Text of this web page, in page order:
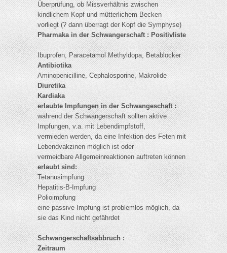
Überprüfung, ob Missverhältnis zwischen
kindlichem Kopf und mütterlichem Becken
vorliegt (? dann überragt der Kopf die Symphyse)
Pharmaka in der Schwangerschaft : Positivliste
Ibuprofen, Paracetamol Methyldopa, Betablocker
Antibiotika
Aminopenicilline, Cephalosporine, Makrolide
Diuretika
Kardiaka
erlaubte Impfungen in der Schwangeschaft :
während der Schwangerschaft sollten aktive
Impfungen, v.a. mit Lebendimpfstoff,
vermieden werden, da eine Infektion des Feten mit
Lebendvakzinen möglich ist oder
vermeidbare Allgemeinreaktionen auftreten können
erlaubt sind:
Tetanusimpfung
Hepatitis-B-Impfung
Polioimpfung
eine passive Impfung ist problemlos möglich, da
sie das Kind nicht gefährdet
Schwangerschaftsabbruch :
Zeitraum